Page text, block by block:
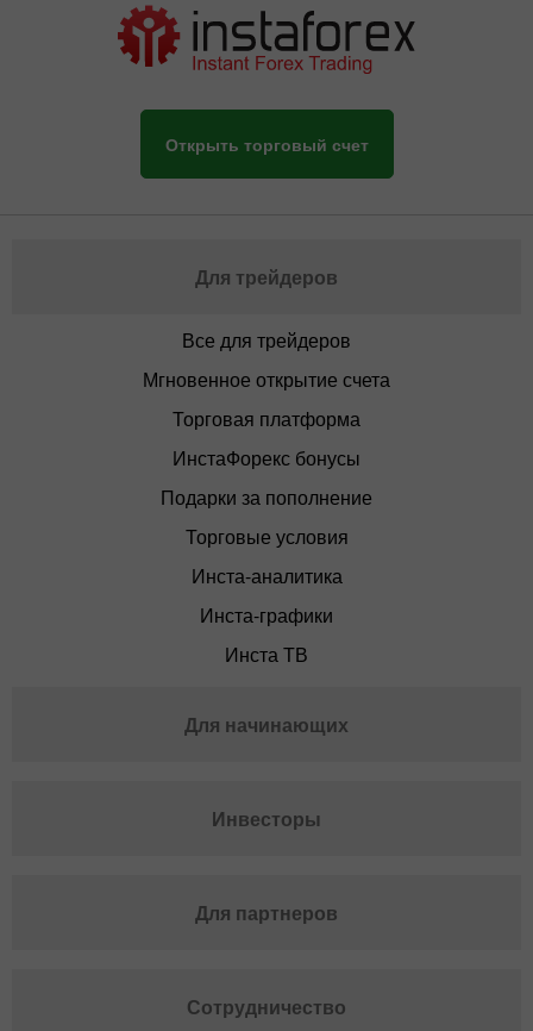
Открыть торговый счет
Для трейдеров
Все для трейдеров
Мгновенное открытие счета
Торговая платформа
ИнстаФорекс бонусы
Подарки за пополнение
Торговые условия
Инста-аналитика
Инста-графики
Инста ТВ
Для начинающих
Инвесторы
Для партнеров
Сотрудничество